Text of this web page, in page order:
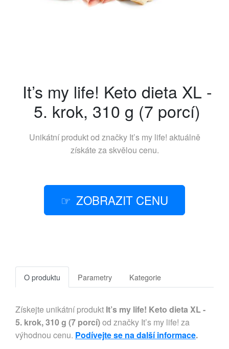
It’s my life! Keto dieta XL -
5. krok, 310 g (7 porcí)
Unikátní produkt od značky It’s my life! aktuálně
získáte za skvělou cenu.
ZOBRAZIT CENU
O produktu Parametry Kategorie
Získejte unikátní produkt It’s my life! Keto dieta XL -
5. krok, 310 g (7 porcí)od značky It’s my life! za
výhodnou cenu. Podívejte se na další informace.